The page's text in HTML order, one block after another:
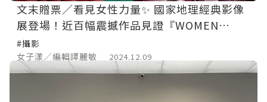
文末贈票／看見女性力量✨ 國家地理經典影像
展登場！近百幅震撼作品見證『WOMEN
BORN TO SHINE』
#攝影
女子漾／編輯譚麗敏
2024.12.09